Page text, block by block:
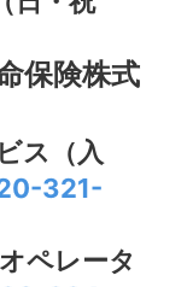
保険株式
ス（入
321-
ペレータ